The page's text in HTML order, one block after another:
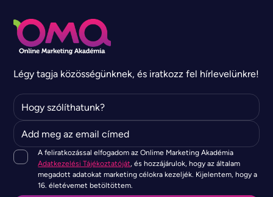
Légy tagja közösségünknek, és iratkozz fel hírlevelünkre!
A feliratkozással elfogadom az Onlime Marketing Akadémia
Adatkezelési Tájékoztatóját, és hozzájárulok, hogy az általam
megadott adatokat marketing célokra kezeljék. Kijelentem, hogy a
16. életévemet betöltöttem.